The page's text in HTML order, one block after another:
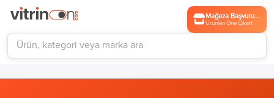
Mağaza Başvurusu
Ürünleri Öne Çıkart